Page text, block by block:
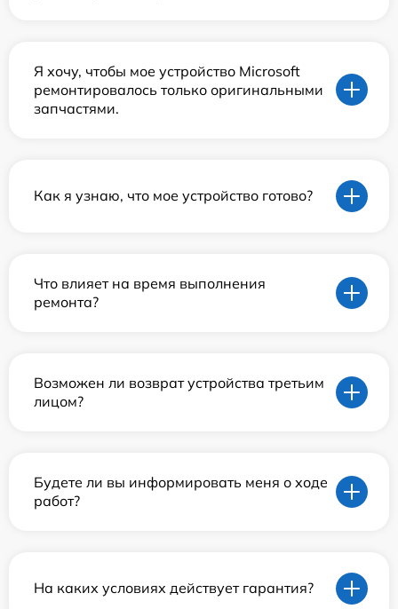
Я хочу, чтобы мое устройство Microsoft
ремонтировалось только оригинальными
запчастями.
Как я узнаю, что мое устройство готово?
Что влияет на время выполнения
ремонта?
Возможен ли возврат устройства третьим
лицом?
Будете ли вы информировать меня о ходе
работ?
На каких условиях действует гарантия?